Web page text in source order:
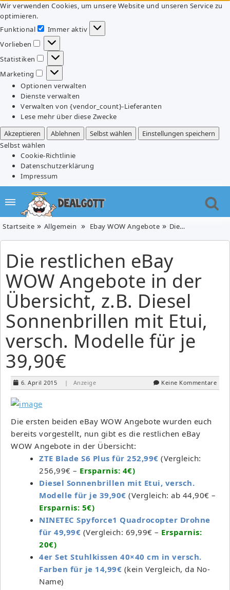
Wir verwenden Cookies, um unsere Website und unseren Service zu
optimieren.
Funktional
Funktional
Immer aktiv
Vorlieben
Vorlieben
Statistiken
Statistiken
Marketing
Marketing
Optionen verwalten
Dienste verwalten
Verwalten von {vendor_count}-Lieferanten
Lese mehr über diese Zwecke
Akzeptieren
Ablehnen Selbst wählen
Einstellungen speichern
Selbst wählen
Cookie-Richtlinie
Datenschutzerklärung
Impressum
Startseite Allgemein Ebay WOW Angebote Die restlichen eBay WOW Angebote in der Übersicht, z.B. Diesel Sonnenbrillen mit Etui, versch. Modelle für je 39,90€
Die restlichen eBay
WOW Angebote in der
Übersicht, z.B. Diesel
Sonnenbrillen mit Etui,
versch. Modelle für je
39,90€
6. April 2015 | Anzeige Keine Kommentare
Die ersten beiden eBay WOW Angebote wurden euch
bereits vorgestellt, nun gibt es die restlichen eBay
WOW Angebote in der Übersicht:
ZTE Blade S6 Plus für 252,99€ (Vergleich:
256,99€ – Ersparnis: 4€)
Diesel Sonnenbrillen mit Etui, versch.
Modelle für je 39,90€ (Vergleich: ab 44,90€ –
Ersparnis: 5€)
NINETEC Spyforce1 Quadrocopter Drohne
für 49,99€ (Vergleich: 69,99€ – Ersparnis:
20€)
4er Set Stuhlkissen 40×40 cm in versch.
Farben für je 14,99€ (kein Vergleich, da No-
Name)